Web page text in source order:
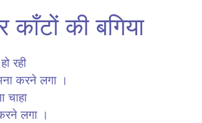
की बगिया
रही
करने लगा ।
चाहा
लगा ।